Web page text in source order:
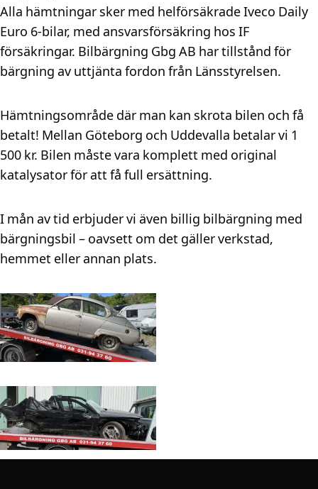
Alla hämtningar sker med helförsäkrade Iveco Daily
Euro 6-bilar, med ansvarsförsäkring hos IF
försäkringar. Bilbärgning Gbg AB har tillstånd för
bärgning av uttjänta fordon från Länsstyrelsen.
Hämtningsområde där man kan skrota bilen och få
betalt! Mellan Göteborg och Uddevalla betalar vi 1
500 kr. Bilen måste vara komplett med original
katalysator för att få full ersättning.
I mån av tid erbjuder vi även billig bilbärgning med
bärgningsbil – oavsett om det gäller verkstad,
hemmet eller annan plats.